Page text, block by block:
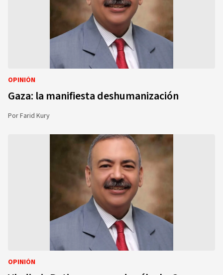
OPINIÓN
Gaza: la manifiesta deshumanización
PorFarid Kury
OPINIÓN